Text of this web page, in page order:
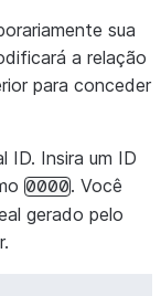
sua
a relação
para conceder
ID. Insira um ID
0000. Você
gerado pelo